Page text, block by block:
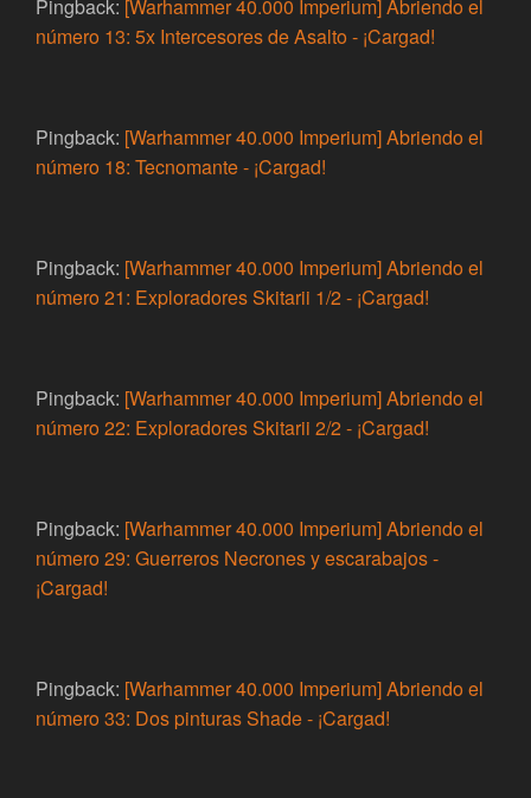
Pingback: [Warhammer 40.000 Imperium] Abriendo el
número 13: 5x Intercesores de Asalto - ¡Cargad!
Pingback: [Warhammer 40.000 Imperium] Abriendo el
número 18: Tecnomante - ¡Cargad!
Pingback: [Warhammer 40.000 Imperium] Abriendo el
número 21: Exploradores Skitarii 1/2 - ¡Cargad!
Pingback: [Warhammer 40.000 Imperium] Abriendo el
número 22: Exploradores Skitarii 2/2 - ¡Cargad!
Pingback: [Warhammer 40.000 Imperium] Abriendo el
número 29: Guerreros Necrones y escarabajos -
¡Cargad!
Pingback: [Warhammer 40.000 Imperium] Abriendo el
número 33: Dos pinturas Shade - ¡Cargad!